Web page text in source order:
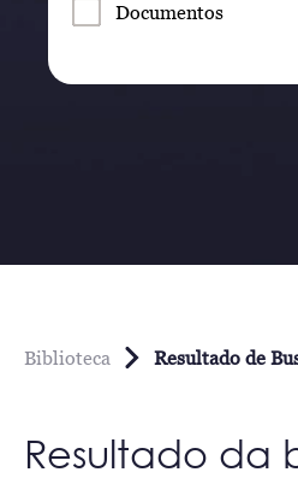
Documentos
Biblioteca Resultado de
Resultado da